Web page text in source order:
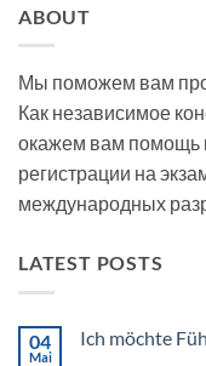
ABOUT
Мы поможем вам
Как независимое
окажем вам помощь
регистрации на
международных
LATEST POSTS
04
Mai
Ich möchte